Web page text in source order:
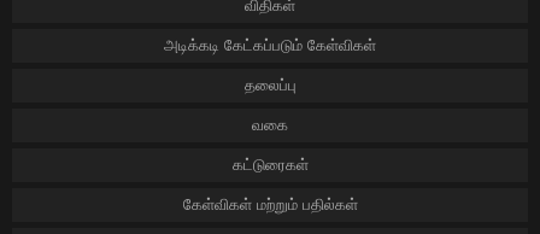
விதிகள்
அடிக்கடி கேட்கப்படும் கேள்விகள்
தலைப்பு
வகை
கட்டுரைகள்
கேள்விகள் மற்றும் பதில்கள்